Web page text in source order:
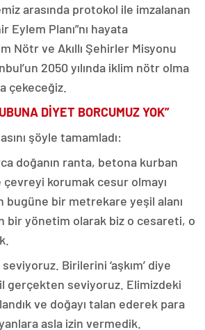
arasında protokol ile imzalanan
Eylem Planı”nı hayata
Nötr ve Akıllı Şehirler Misyonu
2050 yılında iklim nötr olma
çekeceğiz.
DİYET BORCUMUZ YOK”
şöyle tamamladı:
doğanın ranta, betona kurban
korumak cesur olmayı
bugüne bir metrekare yeşil alanı
bir yönetim olarak biz o cesareti, o
Birilerini ‘aşkım’ diye
gerçekten seviyoruz. Elimizdeki
ve doğayı talan ederek para
asla izin vermedik.